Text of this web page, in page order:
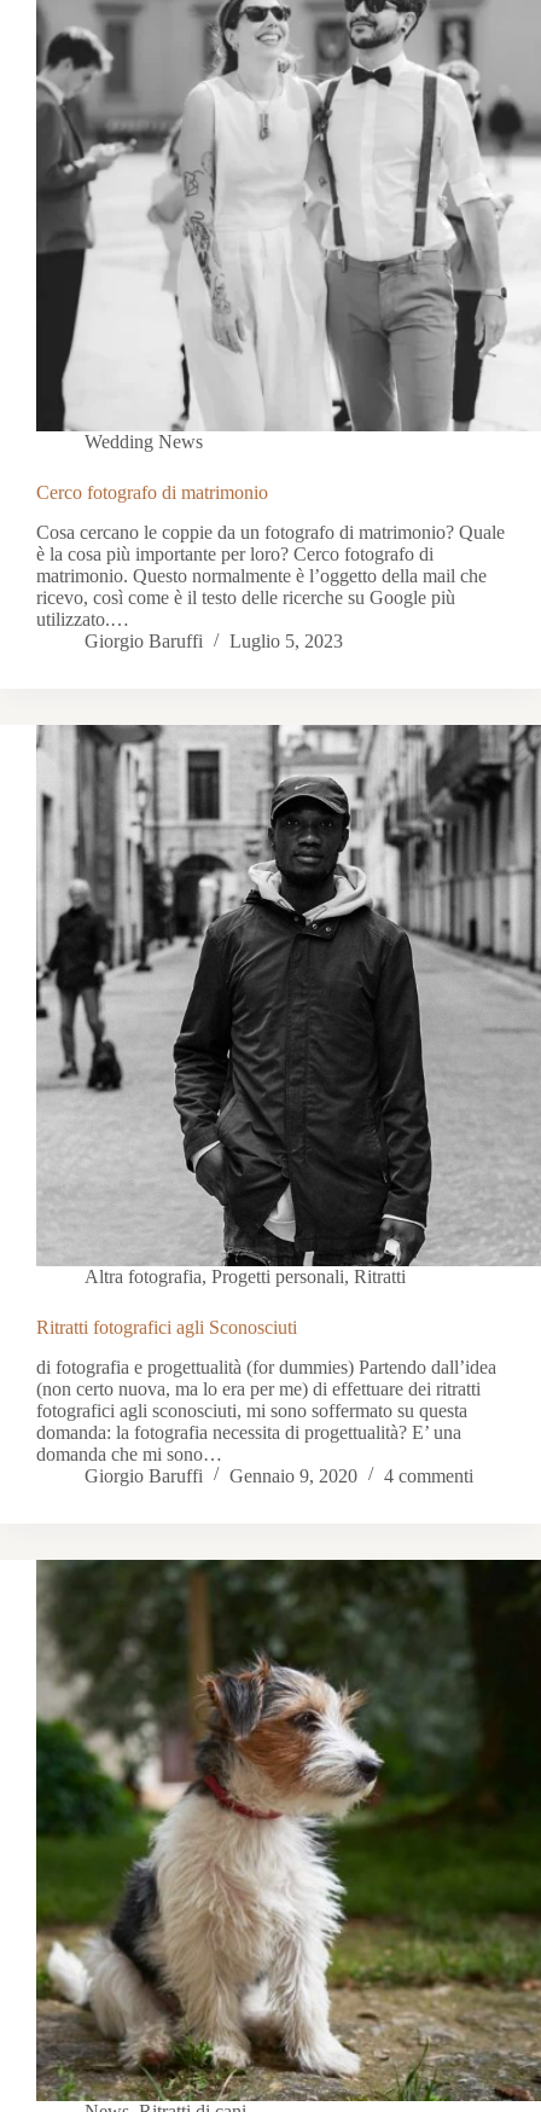
Wedding News
Cerco fotografo di matrimonio
Cosa cercano le coppie da un fotografo di matrimonio? Quale
è la cosa più importante per loro? Cerco fotografo di
matrimonio. Questo normalmente è l’oggetto della mail che
ricevo, così come è il testo delle ricerche su Google più
utilizzato.…
Giorgio Baruffi
Luglio 5, 2023
Altra fotografia, Progetti personali, Ritratti
Ritratti fotografici agli Sconosciuti
di fotografia e progettualità (for dummies) Partendo dall’idea
(non certo nuova, ma lo era per me) di effettuare dei ritratti
fotografici agli sconosciuti, mi sono soffermato su questa
domanda: la fotografia necessita di progettualità? E’ una
domanda che mi sono…
Giorgio Baruffi
Gennaio 9, 2020 4 commenti